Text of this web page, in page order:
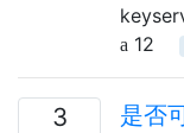
12
3 是否